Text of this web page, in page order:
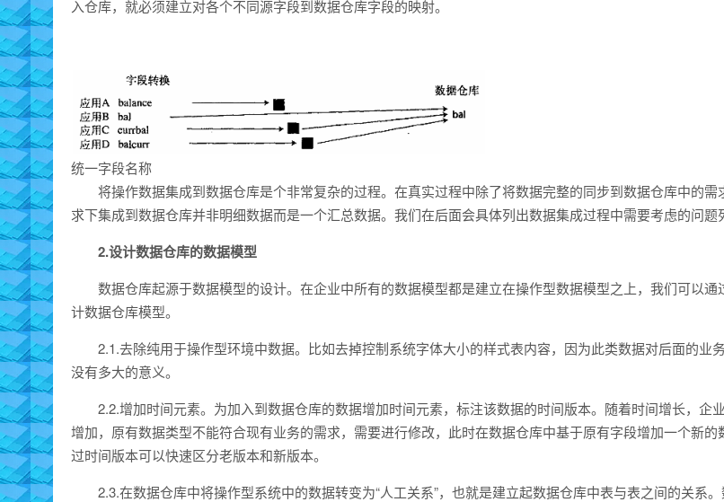
入仓库，就必须建立对各个不同源字段到数据仓库字段的映射。
统一字段名称
将操作数据集成到数据仓库是个非常复杂的过程。在真实过程中除了将数据完整的同步到数据仓库中的需
求下集成到数据仓库并非明细数据而是一个汇总数据。我们在后面会具体列出数据集成过程中需要考虑的问题
2.设计数据仓库的数据模型
数据仓库起源于数据模型的设计。在企业中所有的数据模型都是建立在操作型数据模型之上，我们可以通
计数据仓库模型。
2.1.去除纯用于操作型环境中数据。比如去掉控制系统字体大小的样式表内容，因为此类数据对后面的业
没有多大的意义。
2.2.增加时间元素。为加入到数据仓库的数据增加时间元素，标注该数据的时间版本。随着时间增长，企
增加，原有数据类型不能符合现有业务的需求，需要进行修改，此时在数据仓库中基于原有字段增加一个新的
过时间版本可以快速区分老版本和新版本。
2.3.在数据仓库中将操作型系统中的数据转变为“人工关系”，也就是建立起数据仓库中表与表之间的关系